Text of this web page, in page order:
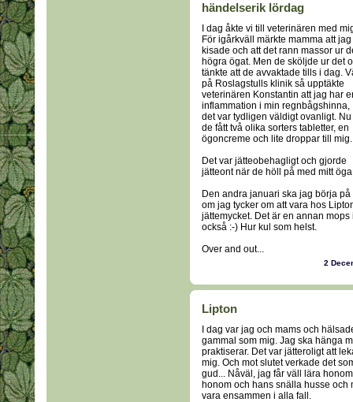
händelserik lördag
I dag åkte vi till veterinären med
För igårkväll märkte mamma att jag
kisade och att det rann massor ur
högra ögat. Men de sköljde ur det
tänkte att de avvaktade tills i dag.
på Roslagstulls klinik så upptäkte
veterinären Konstantin att jag har
inflammation i min regnbågshinna,
det var tydligen väldigt ovanligt.
de fått två olika sorters tabletter, en
ögoncreme och lite droppar till mig.
Det var jätteobehagligt och gjorde
jätteont när de höll på med mitt
Den andra januari ska jag börja
om jag tycker om att vara hos
jättemycket. Det är en annan
också :-) Hur kul som helst.
Over and out...
2
Lipton
I dag var jag och mams och
gammal som mig. Jag ska hänga
praktiserar. Det var jätteroligt att
mig. Och mot slutet verkade det
gud... Nåväl, jag får väll lära
honom och hans snälla husse och
vara ensammen i alla fall.